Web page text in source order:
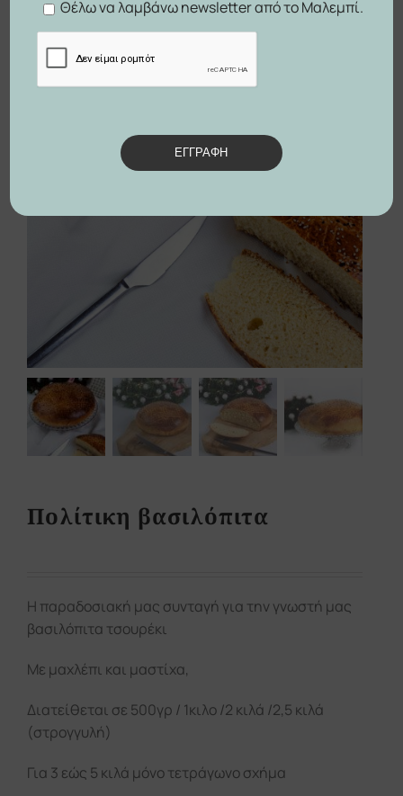
Πολίτικη βασιλόπιτα
Η παραδοσιακή μας συνταγή για την γνωστή μας
βασιλόπιτα τσουρέκι
Με μαχλέπι και μαστίχα,
Διατείθεται σε 500γρ / 1κιλο /2 κιλά /2,5 κιλά
(στρογγυλή)
Για 3 εώς 5 κιλά μόνο τετράγωνο σχήμα
Θέλω να λαμβάνω newsletter από το Μαλεμπί.
ΕΓΓΡΑΦΗ